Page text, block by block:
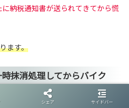
納税通知書が送られてきてから慌
ます。
抹消処理してからバイク
シェア サイドバー